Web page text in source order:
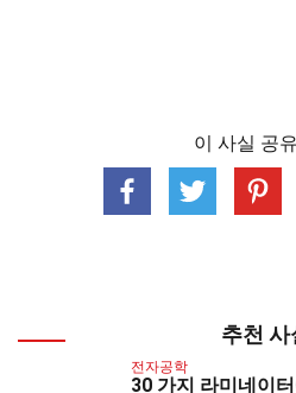
이 사실 공
추천 사
전자공학
30 가지 라미네이